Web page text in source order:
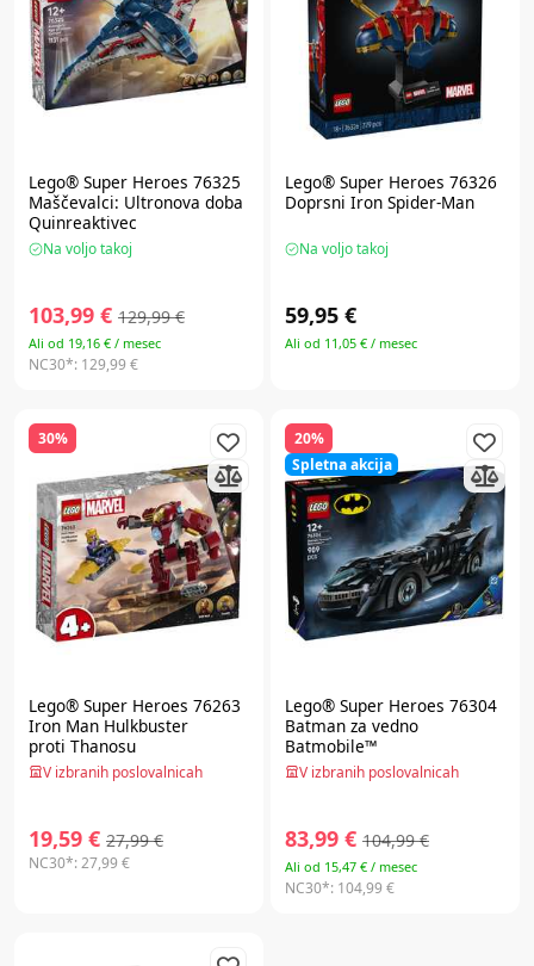
Lego® Super Heroes 76325
Maščevalci: Ultronova doba
Quinreaktivec
Na voljo takoj
103,99 € 129,99 €
Ali od 19,16 € / mesec
NC30*: 129,99 €
Lego® Super Heroes 76326
Doprsni Iron Spider-Man
Na voljo takoj
59,95 €
Ali od 11,05 € / mesec
30%
Lego® Super Heroes 76263
Iron Man Hulkbuster
proti Thanosu
V izbranih poslovalnicah
19,59 € 27,99 €
NC30*:27,99 €
20%
Spletna akcija
Lego® Super Heroes 76304
Batman za vedno
Batmobile™
V izbranih poslovalnicah
83,99 € 104,99 €
Ali od 15,47 € / mesec
NC30*: 104,99 €